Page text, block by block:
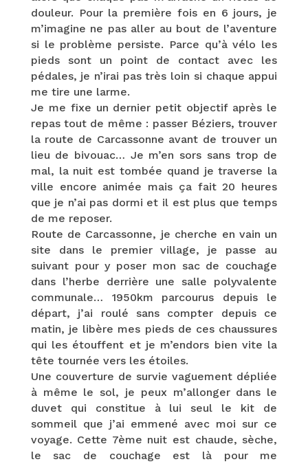
douleur. Pour la première fois en 6 jours, je
m’imagine ne pas aller au bout de l’aventure
si le problème persiste. Parce qu’à vélo les
pieds sont un point de contact avec les
pédales, je n’irai pas très loin si chaque appui
me tire une larme.
Je me fixe un dernier petit objectif après le
repas tout de même : passer Béziers, trouver
la route de Carcassonne avant de trouver un
lieu de bivouac… Je m’en sors sans trop de
mal, la nuit est tombée quand je traverse la
ville encore animée mais ça fait 20 heures
que je n’ai pas dormi et il est plus que temps
de me reposer.
Route de Carcassonne, je cherche en vain un
site dans le premier village, je passe au
suivant pour y poser mon sac de couchage
dans l’herbe derrière une salle polyvalente
communale… 1950km parcourus depuis le
départ, j’ai roulé sans compter depuis ce
matin, je libère mes pieds de ces chaussures
qui les étouffent et je m’endors bien vite la
tête tournée vers les étoiles.
Une couverture de survie vaguement dépliée
à même le sol, je peux m’allonger dans le
duvet qui constitue à lui seul le kit de
sommeil que j’ai emmené avec moi sur ce
voyage. Cette 7ème nuit est chaude, sèche,
le sac de couchage est là pour me